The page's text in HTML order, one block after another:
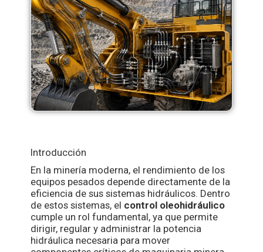
Introducción
En la minería moderna, el rendimiento de los
equipos pesados depende directamente de la
eficiencia de sus sistemas hidráulicos. Dentro
de estos sistemas, el control oleohidráulico
cumple un rol fundamental, ya que permite
dirigir, regular y administrar la potencia
hidráulica necesaria para mover